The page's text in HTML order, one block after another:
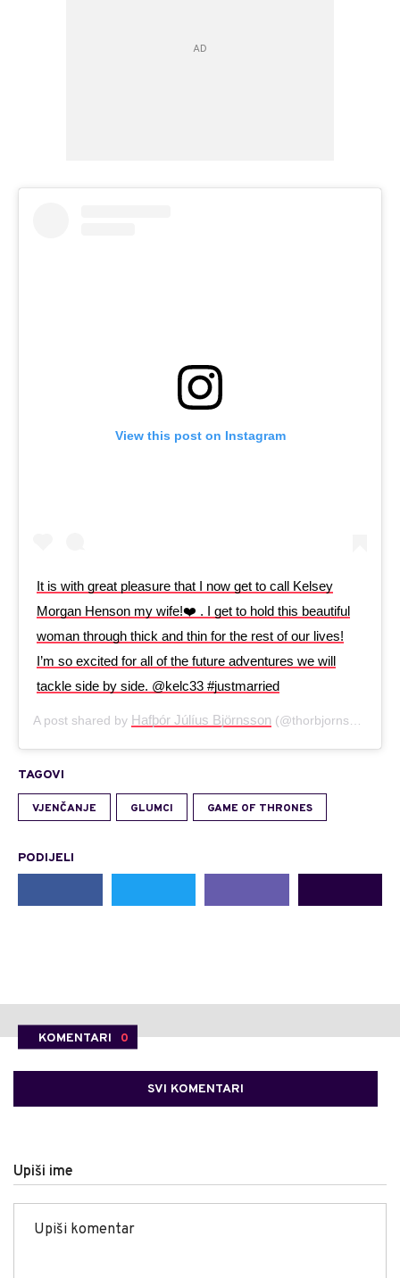
View this post on Instagram
It is with great pleasure that I now get to call Kelsey
Morgan Henson my wife!❤️ . I get to hold this beautiful
woman through thick and thin for the rest of our lives!
I’m so excited for all of the future adventures we will
tackle side by side. @kelc33 #justmarried
A post shared by Hafþór Júlíus Björnsson (@thorbjornsson) on
TAGOVI
VJENČANJE GLUMCI GAME OF THRONES
PODIJELI
KOMENTARI 0
SVI KOMENTARI
Upiši ime